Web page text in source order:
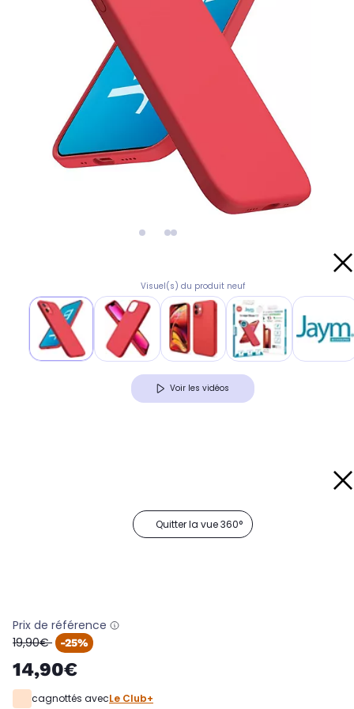
Visuel(s) du produit neuf
Voir les vidéos
Quitter la vue 360°
Prix de référence
oldPrice
19,90€ -25%
14,90€
cagnottés avecLe Club+